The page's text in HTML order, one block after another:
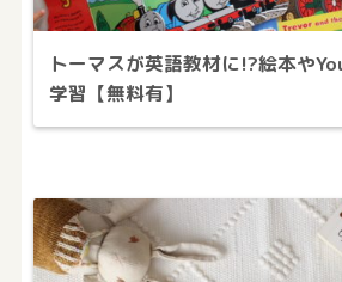
トーマスが英語教材に!?絵本や
学習【無料有】